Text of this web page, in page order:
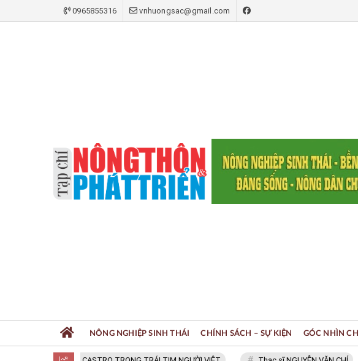
0965855316 vnhuongsac@gmail.com
NÔNG NGHIỆP SINH THÁI CHÍNH SÁCH – SỰ KIỆN GÓC NHÌN